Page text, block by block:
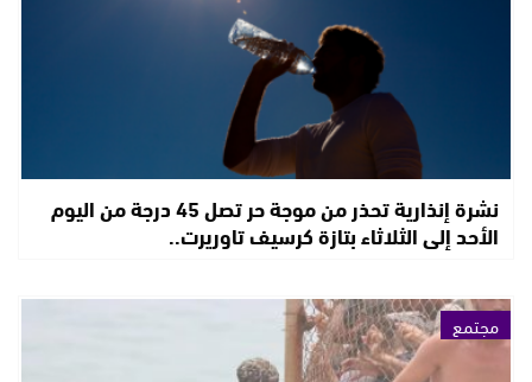
نشرة إنذارية تحذر من موجة حر تصل 45 درجة من اليوم
الأحد إلى الثلاثاء بتازة كرسيف تاوريرت..
مجتمع